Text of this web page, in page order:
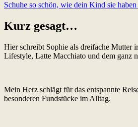
Schuhe so schön, wie dein Kind sie
Kurz gesagt…
Hier schreibt Sophie als dreifache Mutter
Lifestyle, Latte Macchiato und dem ganz
Mein Herz schlägt für das entspannte
besonderen Fundstücke im Alltag.